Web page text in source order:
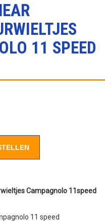
11 SPEED
Campagnolo 11speed
11 speed